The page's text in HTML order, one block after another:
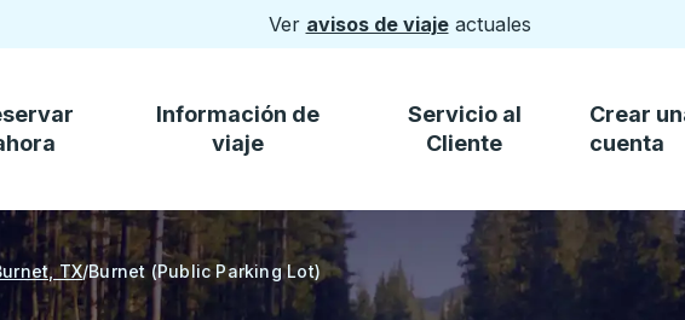
Ver avisos de viajeactuales
Información de
viaje
Servicio al
Cliente
Crear
cuenta
TX/Burnet (Public Parking Lot)